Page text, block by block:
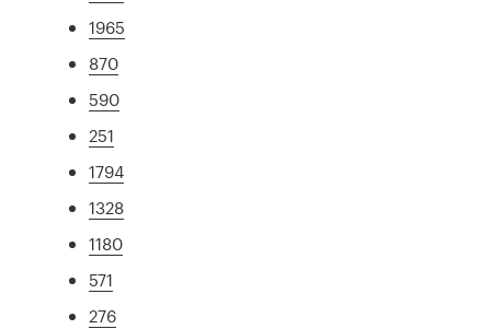
1965
870
590
251
1794
1328
1180
571
276